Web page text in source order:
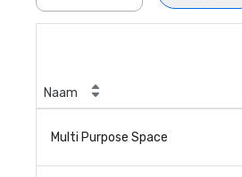
Naam
Multi Purpose Space